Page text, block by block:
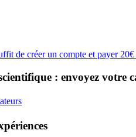
de créer un compte et payer 20€
: envoyez votre